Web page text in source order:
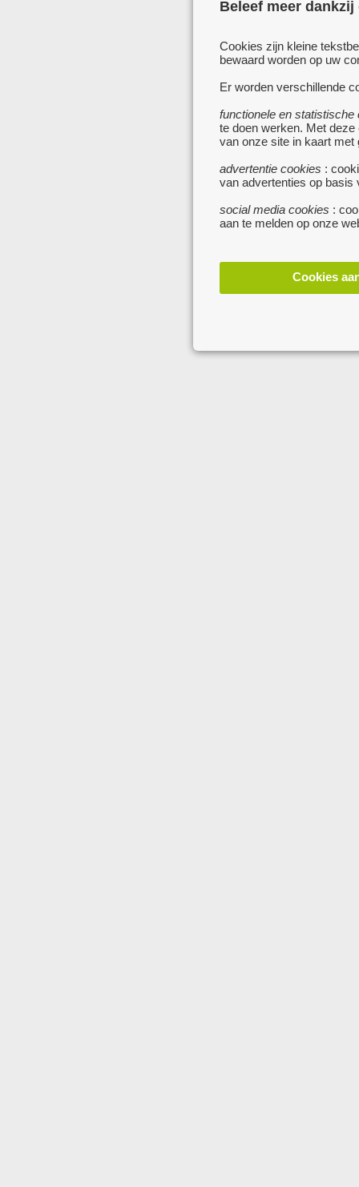
Beleef meer
Cookies zijn kleine
bewaard worden op uw
Er worden verschillende
functionele en statistische
te doen werken. Met
van onze site in kaart met
advertentie cookies :
van advertenties op basis
social media cookies :
aan te melden op onze
Cookies